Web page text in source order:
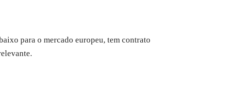
para o mercado europeu, tem contrato